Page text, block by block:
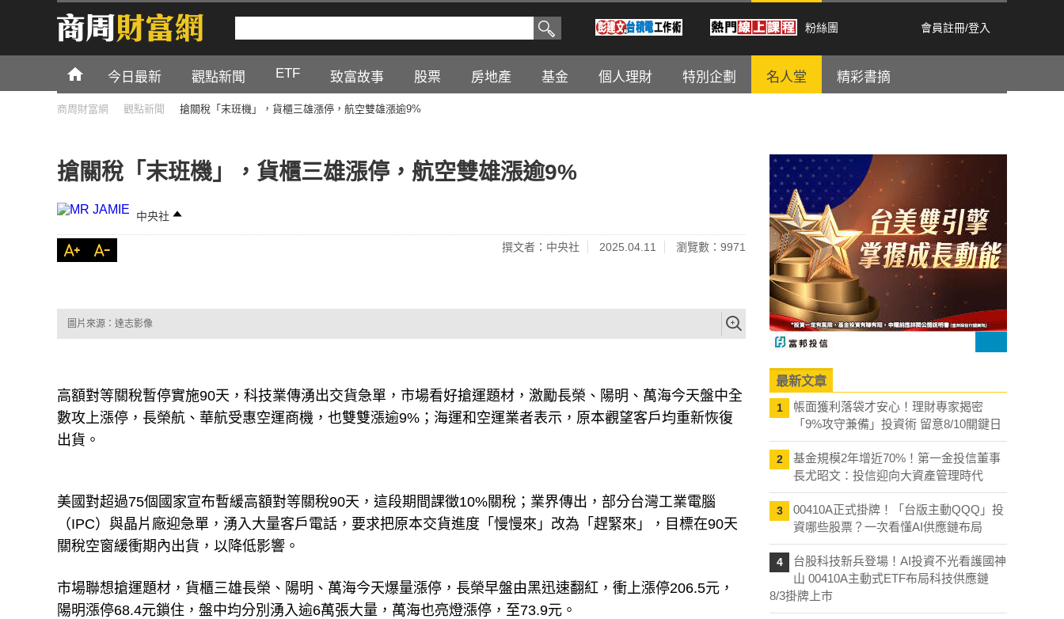
粉絲團 會員註冊/登入
今日最新 觀點新聞 ETF 致富故事 股票 房地產 基金 個人理財 特別企劃 名人堂 精彩書摘
商周財富網 觀點新聞 搶關稅「末班機」，貨櫃三雄漲停，航空雙雄漲逾9%
搶關稅「末班機」，貨櫃三雄漲停，航空雙雄漲逾9%
中央社
撰文者：中央社 2025.04.11 瀏覽數：9971
圖片來源：達志影像
高額對等關稅暫停實施90天，科技業傳湧出交貨急單，市場看好搶運題材，激勵長榮、陽明、萬海今天盤中全
數攻上漲停，長榮航、華航受惠空運商機，也雙雙漲逾9%；海運和空運業者表示，原本觀望客戶均重新恢復
出貨。
美國對超過75個國家宣布暫緩高額對等關稅90天，這段期間課徵10%關稅；業界傳出，部分台灣工業電腦
（IPC）與晶片廠迎急單，湧入大量客戶電話，要求把原本交貨進度「慢慢來」改為「趕緊來」，目標在90天
關稅空窗緩衝期內出貨，以降低影響。
市場聯想搶運題材，貨櫃三雄長榮、陽明、萬海今天爆量漲停，長榮早盤由黑迅速翻紅，衝上漲停206.5元，
陽明漲停68.4元鎖住，盤中均分別湧入逾6萬張大量，萬海也亮燈漲停，至73.9元。
最新文章
1
帳面獲利落袋才安心！理財專家揭密
「9%攻守兼備」投資術 留意8/10關鍵日
2
基金規模2年增近70%！第一金投信董事
長尤昭文：投信迎向大資產管理時代
3
00410A正式掛牌！「台版主動QQQ」投
資哪些股票？一次看懂AI供應鏈布局
4
台股科技新兵登場！AI投資不光看護國神
山 00410A主動式ETF布局科技供應鏈
8/3掛牌上市